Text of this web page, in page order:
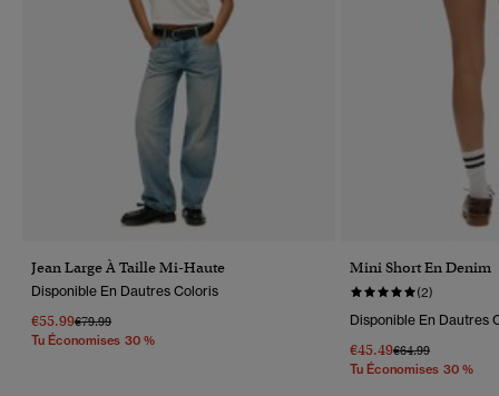
Jean Large À Taille Mi-Haute
Disponible En Dautres Coloris
€55.99Prix Réduit De
€79.99À
Tu Économises 30 %
Mini Short En Denim
(2)
Disponible En Dautres
€45.49Prix Réduit De
€64.99À
Tu Économises 30 %